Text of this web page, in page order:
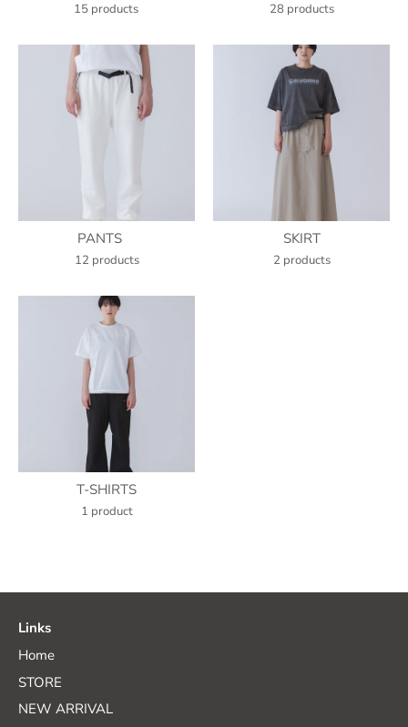
15 products
PANTS
12 products
T-SHIRTS
1 product
28 products
SKIRT
2 products
Links
Home
STORE
NEW ARRIVAL